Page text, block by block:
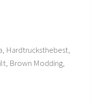
Hardtrucksthebest,
Brown Modding,